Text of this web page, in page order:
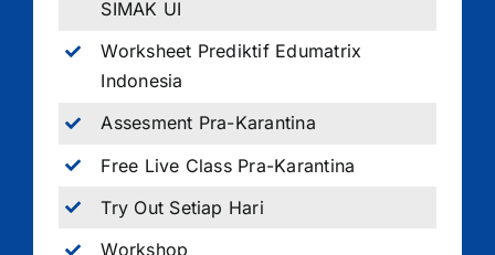
SIMAK UI
Worksheet Prediktif Edumatrix
Indonesia
Assesment Pra-Karantina
Free Live Class Pra-Karantina
Try Out Setiap Hari
Workshop